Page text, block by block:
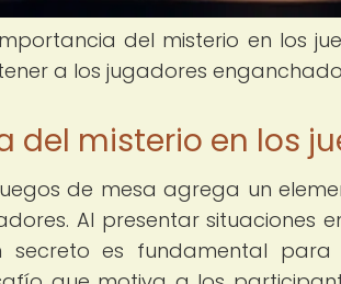
del misterio en los
a los jugadores
del misterio en los
de mesa agrega un
Al presentar situaciones
secreto es fundamental